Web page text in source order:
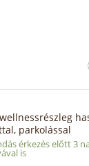
parkolással
érkezés előtt 3
is